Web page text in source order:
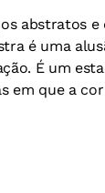
abstratos e
é uma
É um
em que a